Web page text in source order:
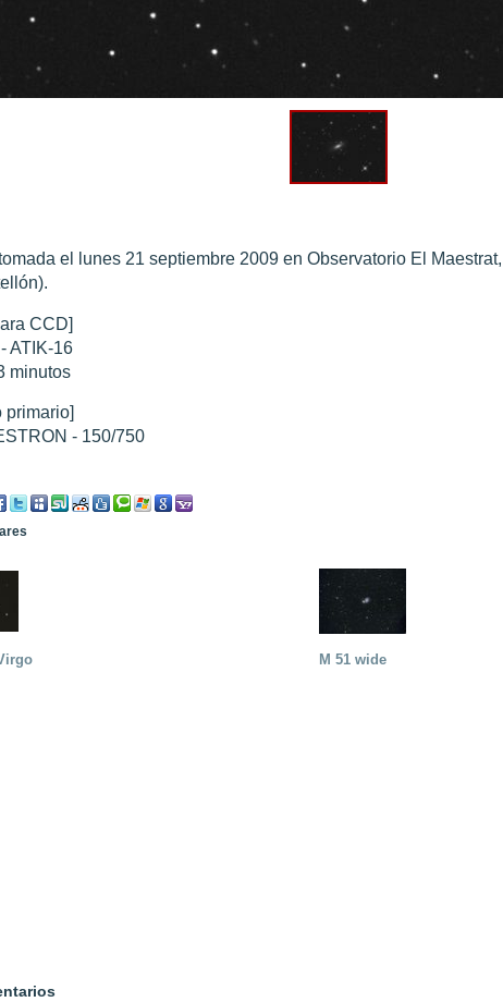
el lunes 21 septiembre 2009 en Observatorio El
CCD]
ATIK-16
minutos
primario]
- 150/750
M 51 wide